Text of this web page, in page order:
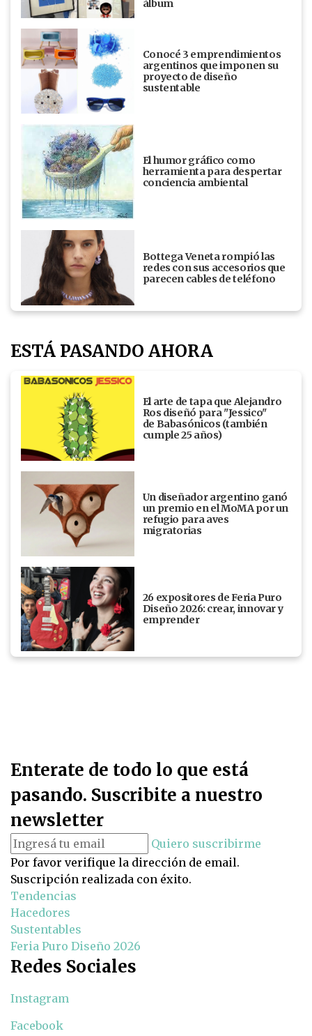
álbum
Conocé 3 emprendimientos
argentinos que imponen su
proyecto de diseño
sustentable
El humor gráfico como
herramienta para despertar
conciencia ambiental
Bottega Veneta rompió las
redes con sus accesorios que
parecen cables de teléfono
ESTÁ PASANDO AHORA
El arte de tapa que Alejandro
Ros diseñó para "Jessico"
de Babasónicos (también
cumple 25 años)
Un diseñador argentino ganó
un premio en el MoMA por un
refugio para aves
migratorias
26 expositores de Feria Puro
Diseño 2026: crear, innovar y
emprender
Enterate de todo lo que está
pasando. Suscribite a nuestro
newsletter
Quiero suscribirme
Por favor verifique la dirección de email.
Suscripción realizada con éxito.
Tendencias
Hacedores
Sustentables
Feria Puro Diseño 2026
Redes Sociales
Instagram
Facebook